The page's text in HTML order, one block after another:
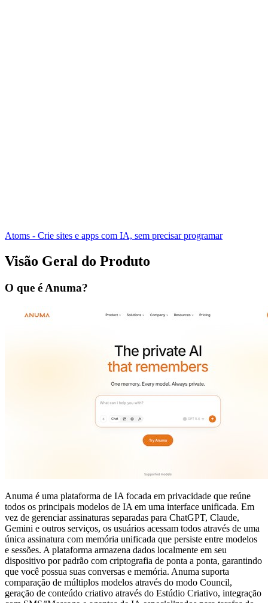
Atoms - Crie sites e apps com IA, sem precisar programar
Visão Geral do Produto
O que é Anuma?
Anuma é uma plataforma de IA focada em privacidade que reúne
todos os principais modelos de IA em uma interface unificada. Em
vez de gerenciar assinaturas separadas para ChatGPT, Claude,
Gemini e outros serviços, os usuários acessam todos através de uma
única assinatura com memória unificada que persiste entre modelos
e sessões. A plataforma armazena dados localmente em seu
dispositivo por padrão com criptografia de ponta a ponta, garantindo
que você possua suas conversas e memória. Anuma suporta
comparação de múltiplos modelos através do modo Council,
geração de conteúdo criativo através do Estúdio Criativo, integração